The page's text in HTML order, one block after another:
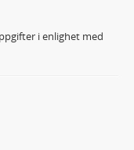
i enlighet med